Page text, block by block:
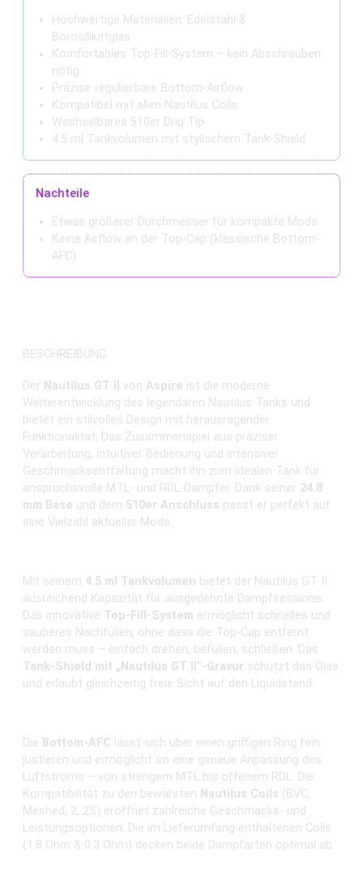
Hochwertige Materialien: Edelstahl &
Borosilikatglas
Komfortables Top-Fill-System – kein Abschrauben
nötig
Präzise regulierbare Bottom-Airflow
Kompatibel mit allen Nautilus Coils
Wechselbares 510er Drip Tip
4.5 ml Tankvolumen mit stylischem Tank-Shield
Nachteile
Etwas größerer Durchmesser für kompakte Mods
Keine Airflow an der Top-Cap (klassische Bottom-
AFC)
Weiterentwicklung des legendären Nautilus Tanks und
bietet ein stilvolles Design mit herausragender
Funktionalität. Das Zusammenspiel aus präziser
Verarbeitung, intuitiver Bedienung und intensiver
Geschmacksentfaltung macht ihn zum idealen Tank für
anspruchsvolle MTL- und RDL-Dampfer. Dank seiner24.8
mm Baseund dem510er Anschlusspasst er perfekt auf
eine Vielzahl aktueller Mods.
ausreichend Kapazität für ausgedehnte Dampfsessions.
Das innovativeTop-Fill-Systemermöglicht schnelles und
sauberes Nachfüllen, ohne dass die Top-Cap entfernt
werden muss – einfach drehen, befüllen, schließen. Das
Tank-Shield mit „Nautilus GT II“-Gravurschützt das Glas
und erlaubt gleichzeitig freie Sicht auf den Liquidstand.
justieren und ermöglicht so eine genaue Anpassung des
Luftstroms – von strengem MTL bis offenem RDL. Die
Kompatibilität zu den bewährten Nautilus Coils(BVC,
Meshed, 2, 2S) eröffnet zahlreiche Geschmacks- und
Leistungsoptionen. Die im Lieferumfang enthaltenen Coils
(1.8 Ohm & 0.3 Ohm) decken beide Dampfarten optimal ab.